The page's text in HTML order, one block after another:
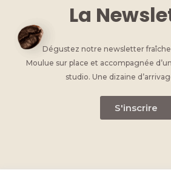
La
Dégustez notre newsletter
Moulue sur place et accompagnée
studio. Une dizaine
S'inscrire